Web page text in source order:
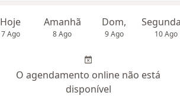
Hoje
7 Ago
Amanhã
8 Ago
Dom,
9 Ago 10 Ago
O agendamento online não está
disponível